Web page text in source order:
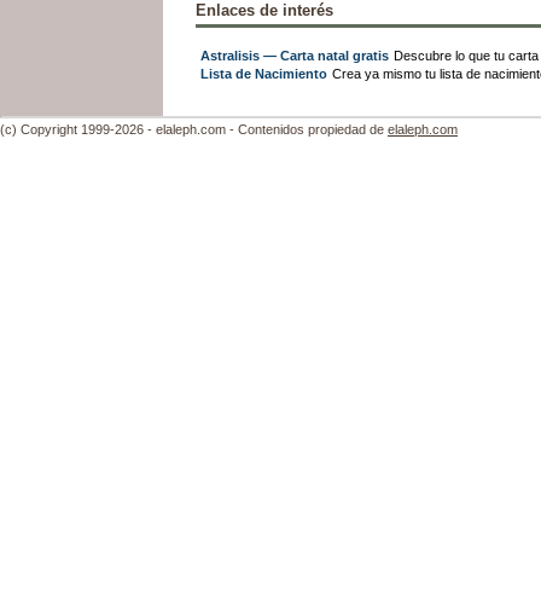
Enlaces de interés
Astralisis — Carta natal gratis Descubre lo que tu
Lista de Nacimiento Crea ya mismo tu lista de
(c) Copyright 1999-2026 - elaleph.com - Contenidos propiedad de elaleph.com